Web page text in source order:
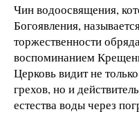
Чин водоосвящения,
Богоявления,
торжественности
воспоминанием
Церковь видит не
грехов, но и
естества воды через